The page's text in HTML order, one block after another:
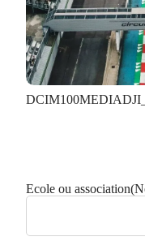
Ecole ou association